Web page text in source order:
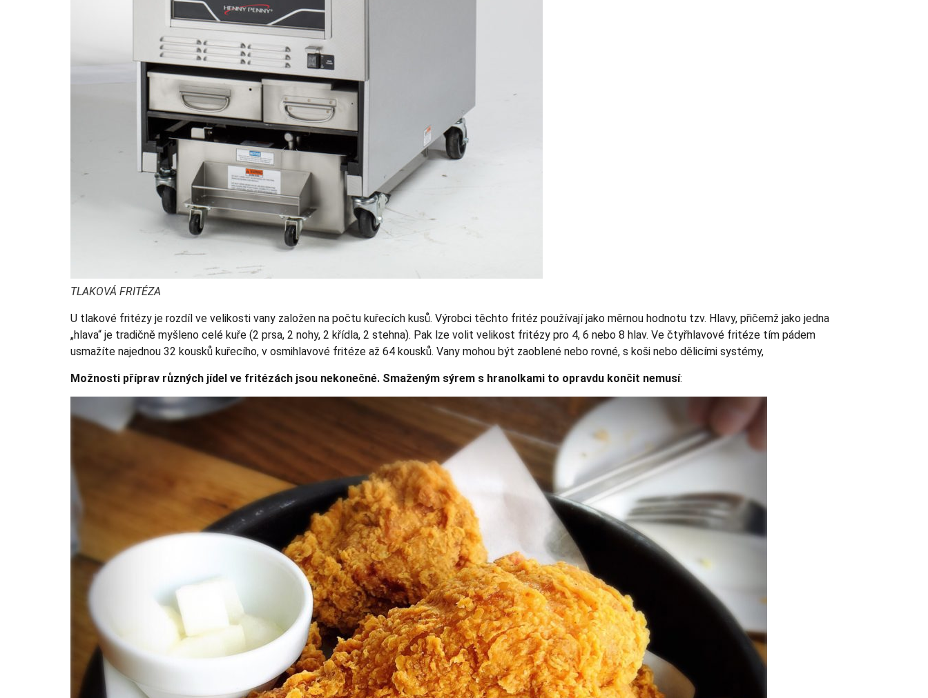
TLAKOVÁ FRITÉZA
U tlakové fritézy je rozdíl ve velikosti vany založen na počtu kuřecích kusů. Výrobci těchto fritéz používají jako měrnou hodnotu tzv. Hlavy, přičemž jako jedna
„hlava“ je tradičně myšleno celé kuře (2 prsa, 2 nohy, 2 křídla, 2 stehna). Pak lze volit velikost fritézy pro 4, 6 nebo 8 hlav. Ve čtyřhlavové fritéze tím pádem
usmažíte najednou 32 kousků kuřecího, v osmihlavové fritéze až 64 kousků. Vany mohou být zaoblené nebo rovné, s koši nebo dělicími systémy,
Možnosti příprav různých jídel ve fritézách jsou nekonečné. Smaženým sýrem s hranolkami to opravdu končit nemusí: